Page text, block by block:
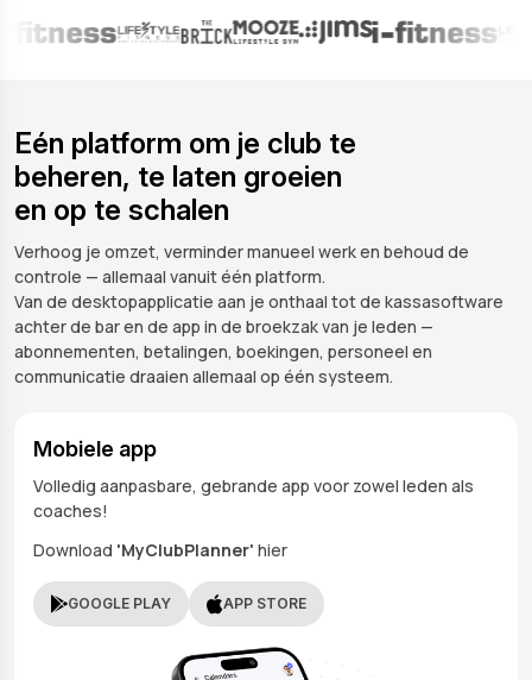
Eén platform om je club te
beheren, te laten groeien
en op te schalen
Verhoog je omzet, verminder manueel werk en behoud de
controle — allemaal vanuit één platform.
Van de desktopapplicatie aan je onthaal tot de kassasoftware
achter de bar en de app in de broekzak van je leden —
abonnementen, betalingen, boekingen, personeel en
communicatie draaien allemaal op één systeem.
Mobiele app
Volledig aanpasbare, gebrande app voor zowel leden als
coaches!
Download 'MyClubPlanner' hier
GOOGLE PLAY APP STORE